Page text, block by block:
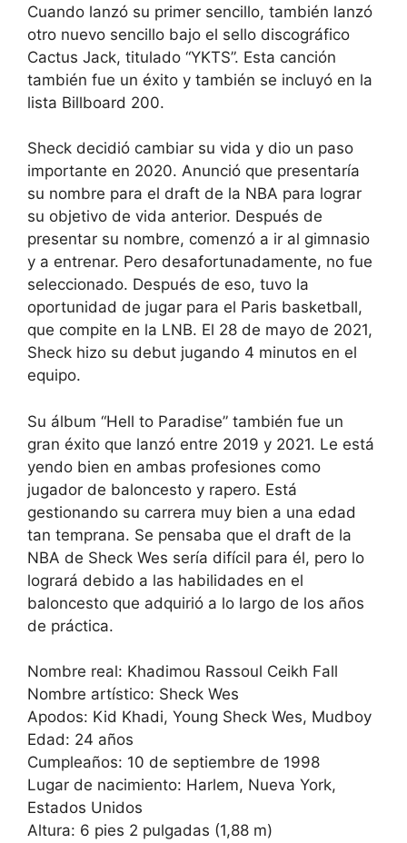
Cuando lanzó su primer sencillo, también lanzó
otro nuevo sencillo bajo el sello discográfico
Cactus Jack, titulado “YKTS”. Esta canción
también fue un éxito y también se incluyó en la
lista Billboard 200.
Sheck decidió cambiar su vida y dio un paso
importante en 2020. Anunció que presentaría
su nombre para el draft de la NBA para lograr
su objetivo de vida anterior. Después de
presentar su nombre, comenzó a ir al gimnasio
y a entrenar. Pero desafortunadamente, no fue
seleccionado. Después de eso, tuvo la
oportunidad de jugar para el Paris basketball,
que compite en la LNB. El 28 de mayo de 2021,
Sheck hizo su debut jugando 4 minutos en el
equipo.
Su álbum “Hell to Paradise” también fue un
gran éxito que lanzó entre 2019 y 2021. Le está
yendo bien en ambas profesiones como
jugador de baloncesto y rapero. Está
gestionando su carrera muy bien a una edad
tan temprana. Se pensaba que el draft de la
NBA de Sheck Wes sería difícil para él, pero lo
logrará debido a las habilidades en el
baloncesto que adquirió a lo largo de los años
de práctica.
Nombre real: Khadimou Rassoul Ceikh Fall
Nombre artístico: Sheck Wes
Apodos: Kid Khadi, Young Sheck Wes, Mudboy
Edad: 24 años
Cumpleaños: 10 de septiembre de 1998
Lugar de nacimiento: Harlem, Nueva York,
Estados Unidos
Altura: 6 pies 2 pulgadas (1,88 m)